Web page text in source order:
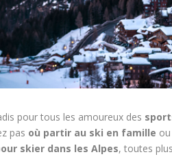
pour tous les amoureux des
pas où partir au ski en famille
skier dans les Alpes, toutes